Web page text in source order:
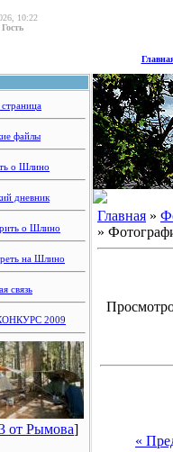
10:22
Гость
страница
файлы
о Шлино
дневник
о Шлино
на Шлино
связь
2009
от Рымова]
Главная »
»
«